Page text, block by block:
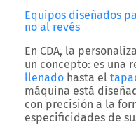
Equipos diseñados
no al revés
En CDA, la
un concepto: es una
llenado hasta el
máquina está
con precisión a la
especificidades de